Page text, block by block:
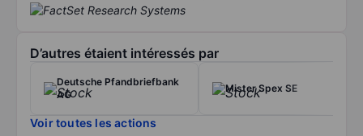
D’autres étaient intéressés par
Deutsche Pfandbriefbank
AG
Mister Spex SE
Voir toutes les actions